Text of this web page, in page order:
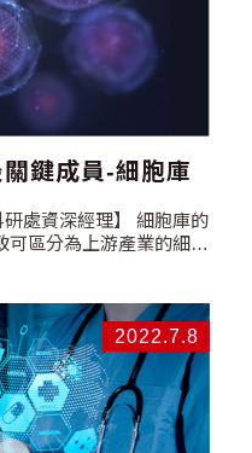
料，13歲至18歲年輕人
至15歲有喝含糖飲料
16歲至18歲有喝含糖飲
超過7次，更高達
造成在20歲以下的罹患
年的9.65％增加到
1倍。青少年因為發育所
因此攝取過多精緻糖，
的學術論文所述如下:
全身性的疾病，是全世
病，堪稱是對全球人類
病」，第二就是『糖尿
括了腎臟、眼睛等小血管
，或視網膜病變，進而眼
近五分之一到四分之一
而造成大血管的病變則
血管，使其硬化，進而
。」 糖尿病是否有解…
鍵成員-細胞庫
研處資深經理】 細胞庫的
可區分為上游產業的細胞
多臨床研究的驗證及相
大眾對細胞治療技術的
口老化及慢性疾病治療需
成長動能，也帶動了細
胞保存為例，根據
2022.7.8